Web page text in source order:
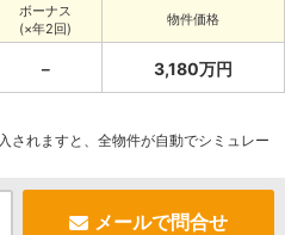
ボーナス
(×年2回)
物件価格
－ 3,180万円
されますと、全物件が自動でシミュレー
メールで問合せ